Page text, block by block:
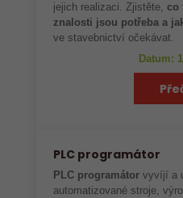
jejich realizaci. Zjistěte,co
znalosti jsou potřeba a
ve stavebnictví očekávat.
Datum:
PLC programátor
PLC programátor vyvíjí a
automatizované stroje,